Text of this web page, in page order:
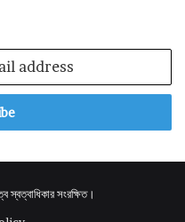
স্বত্বাধিকার সংরক্ষিত।